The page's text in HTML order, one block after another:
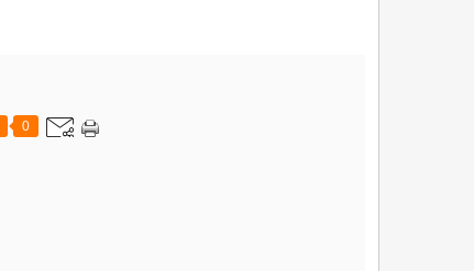
0